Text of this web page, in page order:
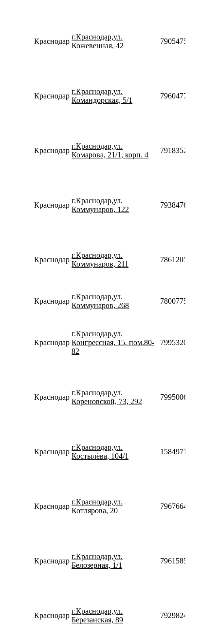
Краснодар
г.Краснодар,ул.
Кожевенная, 42
79054754475
Краснодар
г.Краснодар,ул.
Командорская, 5/1
79604773077
Краснодар
г.Краснодар,ул.
Комарова, 21/1, корп. 4
79183520970
Краснодар
г.Краснодар,ул.
Коммунаров, 122
Краснодар
г.Краснодар,ул.
Коммунаров, 211
78612054610
Краснодар
г.Краснодар,ул.
Коммунаров, 268
78007753553
Краснодар
г.Краснодар,ул.
Конгрессная, 15, пом.80-
82
79953200595
Краснодар
г.Краснодар,ул.
Кореновской, 73, 292
79950068586
Краснодар
г.Краснодар,ул.
Костылёва, 104/1
158497131212
Краснодар
г.Краснодар,ул.
Котлярова, 20
79676646092
Краснодар
г.Краснодар,ул.
Белозерная, 1/1
79615858005
Краснодар
г.Краснодар,ул.
Березанская, 89
79298241625